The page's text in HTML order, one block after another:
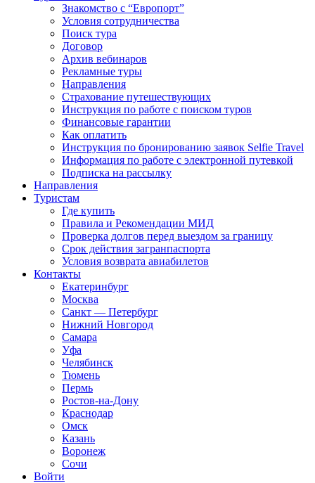
Знакомство с “Европорт”
Условия сотрудничества
Поиск тура
Договор
Архив вебинаров
Рекламные туры
Направления
Страхование путешествующих
Инструкция по работе с поиском туров
Финансовые гарантии
Как оплатить
Инструкция по бронированию заявок Selfie Travel
Информация по работе с электронной путевкой
Подписка на рассылку
Направления
Туристам
Где купить
Правила и Рекомендации МИД
Проверка долгов перед выездом за границу
Срок действия загранпаспорта
Условия возврата авиабилетов
Контакты
Екатеринбург
Москва
Санкт — Петербург
Нижний Новгород
Самара
Уфа
Челябинск
Тюмень
Пермь
Ростов-на-Дону
Краснодар
Омск
Казань
Воронеж
Сочи
Войти